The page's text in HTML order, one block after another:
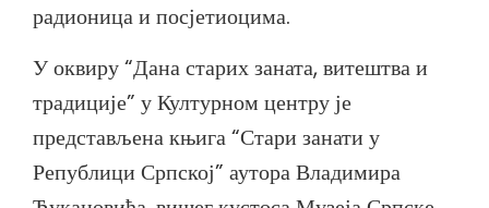
радионица и посјетиоцима.
У оквиру “Дана старих заната, витештва и
традиције” у Културном центру је
представљена књига “Стари занати у
Републици Српској” аутора Владимира